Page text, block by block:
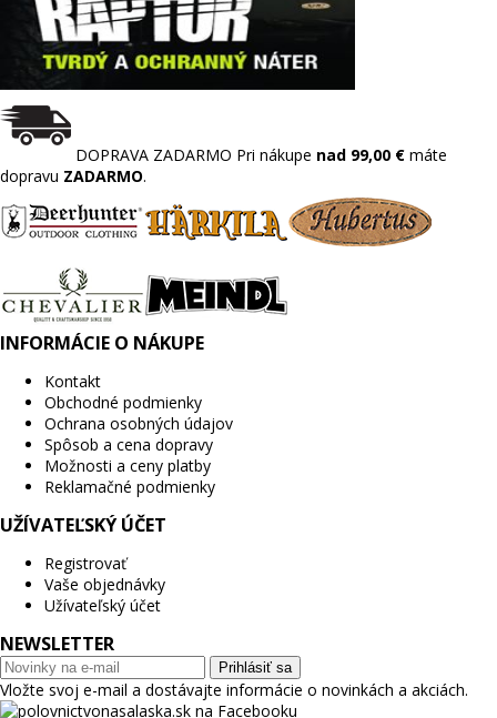
DOPRAVA ZADARMO Pri nákupe nad 99,00 € máte
dopravu ZADARMO.
INFORMÁCIE O NÁKUPE
Kontakt
Obchodné podmienky
Ochrana osobných údajov
Spôsob a cena dopravy
Možnosti a ceny platby
Reklamačné podmienky
UŽÍVATEĽSKÝ ÚČET
Registrovať
Vaše objednávky
Užívateľský účet
NEWSLETTER
Prihlásiť sa
Vložte svoj e-mail a dostávajte informácie o novinkách a akciách.